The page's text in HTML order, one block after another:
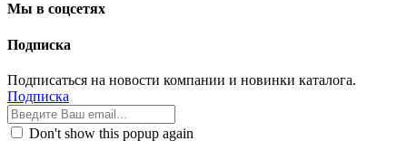
Мы в соцсетях
Подписка
Подписаться на новости компании и новинки каталога.
Подписка
Don't show this popup again